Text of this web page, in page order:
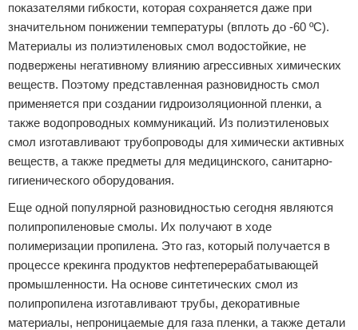
показателями гибкости, которая сохраняется даже при
значительном понижении температуры (вплоть до -60 ºС).
Материалы из полиэтиленовых смол водостойкие, не
подвержены негативному влиянию агрессивных химических
веществ. Поэтому представленная разновидность смол
применяется при создании гидроизоляционной пленки, а
также водопроводных коммуникаций. Из полиэтиленовых
смол изготавливают трубопроводы для химически активных
веществ, а также предметы для медицинского, санитарно-
гигиенического оборудования.
Еще одной популярной разновидностью сегодня являются
полипропиленовые смолы. Их получают в ходе
полимеризации пропилена. Это газ, который получается в
процессе крекинга продуктов нефтеперерабатывающей
промышленности. На основе синтетических смол из
полипропилена изготавливают трубы, декоративные
материалы, непроницаемые для газа пленки, а также детали